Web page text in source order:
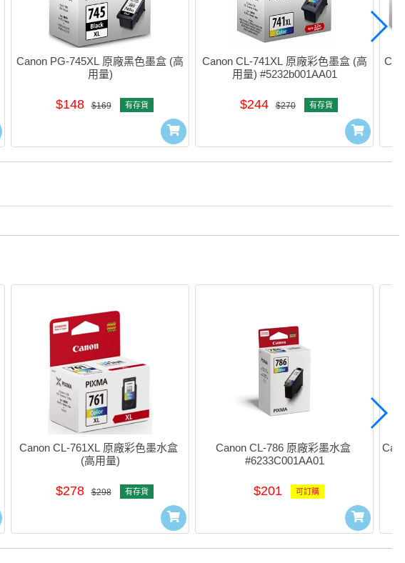
Canon PG-745XL 原廠黑色墨盒 (高
用量)
$148 $169 有存貨
Canon CL-741XL 原廠彩色墨盒 (高
用量) #5232b001AA01
$244 $270 有存貨
Canon CL-761XL 原廠彩色墨水盒
(高用量)
$278 $298 有存貨
Canon CL-786 原廠彩墨水盒
#6233C001AA01
$201 可訂購